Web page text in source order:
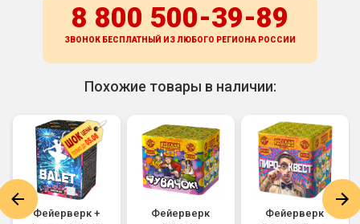
8 800 500-39-89
ЗВОНОК БЕСПЛАТНЫЙ ИЗ ЛЮБОГО РЕГИОНА РОССИИ
Похожие товары в наличии:
Фейерверк +
Фейерверк
Фейерверк